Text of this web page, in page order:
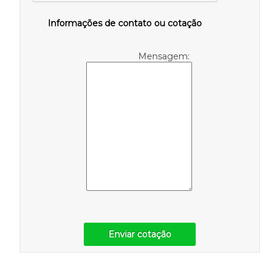
Informações de contato ou cotação
Mensagem:
Enviar cotação